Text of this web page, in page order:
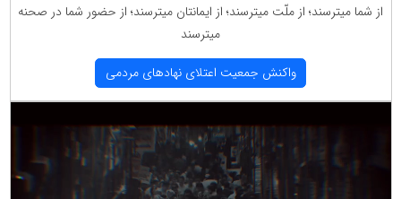
از شما میترسند؛ از ملّت میترسند؛ از ایمانتان میترسند؛ از حضور شما در صحنه
میترسند
واكنش جمعیت اعتلای نهادهای مردمی